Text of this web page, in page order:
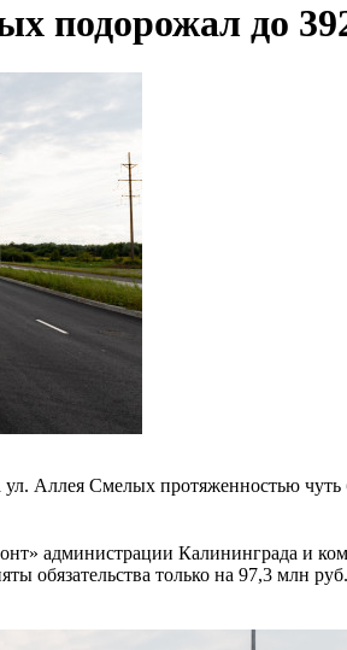
подорожал до
ул. Аллея Смелых протяженностью
администрации Калининграда и
обязательства только на 97,3